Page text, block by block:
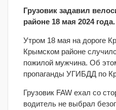
Грузовик задавил
районе 18 мая 2024 года.
Утром 18 мая на дороге
Крымском районе
пожилой мужчина. Об
пропаганды УГИБДД по
Грузовик FAW ехал со
водитель не выбрал